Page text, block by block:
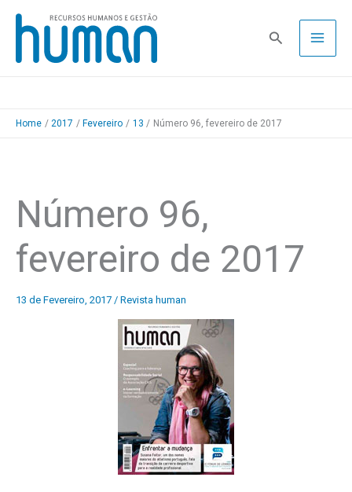
Skip
content
Pesquisa
Home 2017 Fevereiro 13 Número 96, fevereiro de 2017
Número 96,
fevereiro de 2017
13 de Fevereiro, 2017 / Revista human